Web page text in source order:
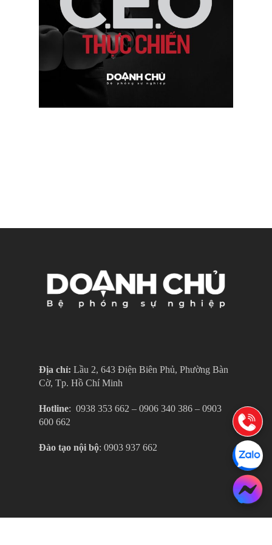
Địa chỉ: Lầu 2, 643 Điện Biên Phủ, Phường Bàn
Cờ, Tp. Hồ Chí Minh
Hotline: ‎ 0938 353 662 – 0906 340 386 – 0903
600 662
Đào tạo nội bộ: 0903 937 662